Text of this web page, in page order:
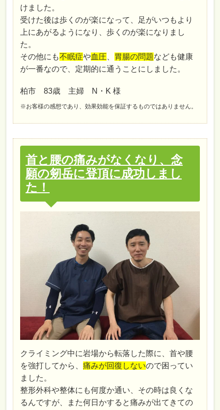
けました。
受けた後は歩くのが楽になって、足がいつもより
上にあがるようになり、歩くのが楽になりまし
た。
その他にも不眠症や血圧 胃腸の問題なども健康
が一番なので、定期的に通うことにしました。
柏市 83歳 主婦 N・K 様
※お客様の感想であり、効果効能を保証するものではありません。
首と腰の痛みがなくなり、念
願の剱岳に登頂に成功しまし
た！
クライミング中に岩場から転落した際に、首や腰
を強打してから、痛みが回復しないので困ってい
ました。
整形外科や整体にも何度か通い、その時は良くな
るんですが、また何日かすると痛みが出てきての